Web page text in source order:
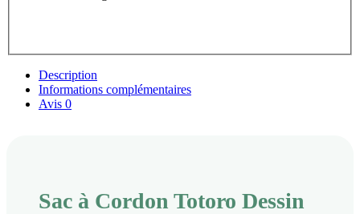
Description
Informations complémentaires
Avis 0
Sac à Cordon Totoro Dessin